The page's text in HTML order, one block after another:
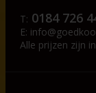
T: 0184 726
E:
Alle prijzen zijn